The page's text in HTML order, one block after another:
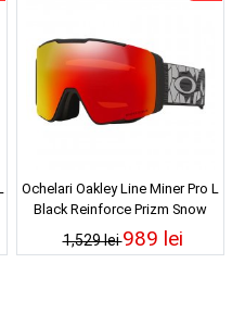
Ochelari Oakley Line Miner Pro L
Black Reinforce Prizm Snow
Torch Iridium 25/26
1,529 lei989 lei